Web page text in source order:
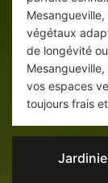
végétaux
de longévité
vos espaces
toujours frais